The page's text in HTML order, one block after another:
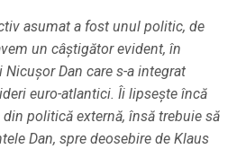
asumat a fost unul politic, de
un câștigător evident, în
Dan care s-a integrat
euro-atlantici. Îi lipsește încă
politică externă, însă trebuie să
Dan, spre deosebire de Klaus